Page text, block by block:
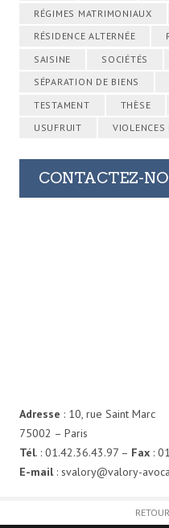
RÉGIMES MATRIMONIAUX
RÉSIDENCE ALTERNÉE
SAISINE
SOCIÉTÉS
SÉPARATION DE BIENS
TESTAMENT
THÈSE
USUFRUIT
VIOLENCES
CONTACTEZ-
Adresse : 10, rue Saint Marc
75002 – Paris
Tél. : 01.42.36.43.97 – Fax :
E-mail: svalory@valory-